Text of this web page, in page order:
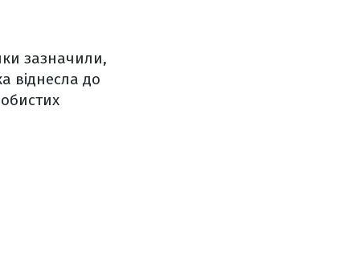
зазначили,
віднесла до